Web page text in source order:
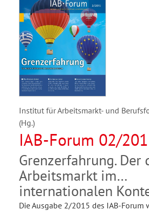
Institut für Arbeitsmarkt- und
(Hg.)
IAB-Forum 02/
Grenzerfahrung. Der
Arbeitsmarkt im
internationalen
Die Ausgabe 2/2015 des IAB-Forum